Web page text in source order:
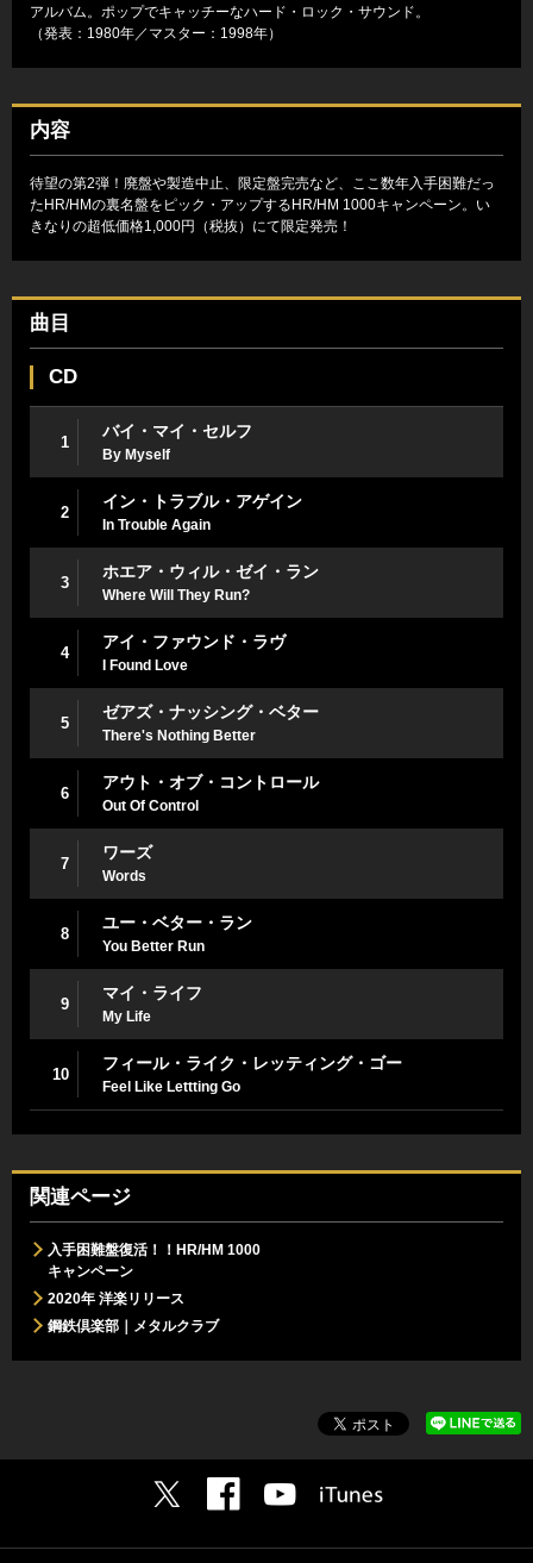
アルバム。ポップでキャッチーなハード・ロック・サウンド。
（発表：1980年／マスター：1998年）
内容
待望の第2弾！廃盤や製造中止、限定盤完売など、ここ数年入手困難だっ
たHR/HMの裏名盤をピック・アップするHR/HM 1000キャンペーン。い
きなりの超低価格1,000円（税抜）にて限定発売！
曲目
CD
1
バイ・マイ・セルフ
By Myself
2
イン・トラブル・アゲイン
In Trouble Again
3
ホエア・ウィル・ゼイ・ラン
Where Will They Run?
4
アイ・ファウンド・ラヴ
I Found Love
5
ゼアズ・ナッシング・ベター
There's Nothing Better
6
アウト・オブ・コントロール
Out Of Control
7
ワーズ
Words
8
ユー・ベター・ラン
You Better Run
9
マイ・ライフ
My Life
10
フィール・ライク・レッティング・ゴー
Feel Like Lettting Go
関連ページ
入手困難盤復活！！HR/HM 1000
キャンペーン
2020年 洋楽リリース
鋼鉄倶楽部｜メタルクラブ